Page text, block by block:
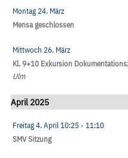
Montag 24. März
Mensa geschlossen
Mittwoch 26. März
Kl. 9+10 Exkursion
Ulm
April 2025
Freitag 4. April10:25- 11:10
SMV Sitzung